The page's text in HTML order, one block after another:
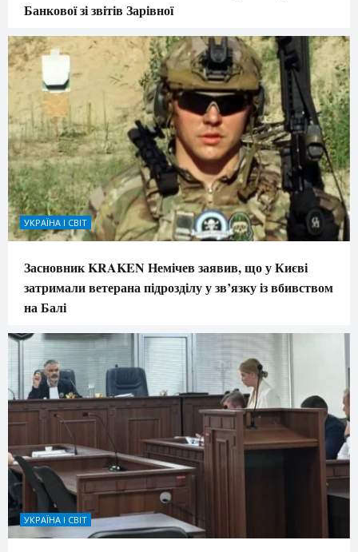
Банкової зі звітів Зарівної
УКРАЇНА І СВІТ
Засновник KRAKEN Немічев заявив, що у Києві
затримали ветерана підрозділу у зв’язку із вбивством
на Балі
УКРАЇНА І СВІТ